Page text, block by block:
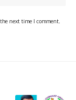
next time I comment.